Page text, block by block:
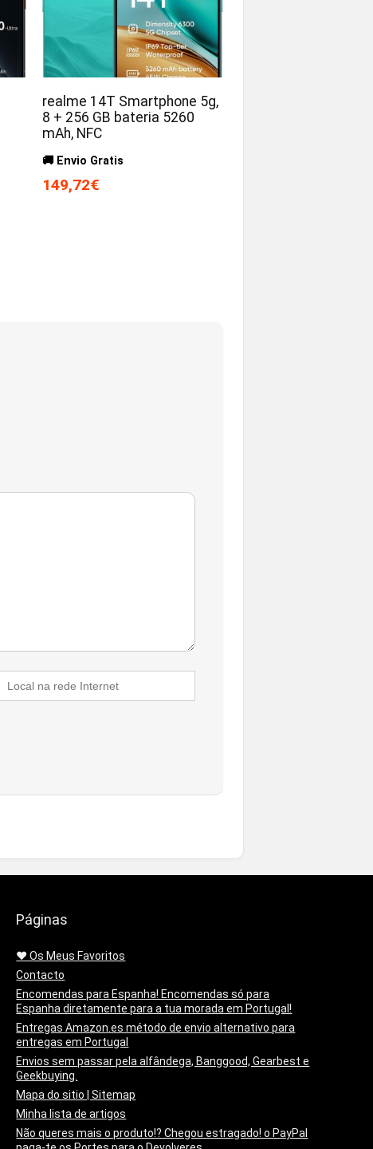
realme 14T Smartphone 5g,
8 + 256 GB bateria 5260
mAh, NFC
🚚 Envio Gratis
149,72€
Páginas
❤️ Os Meus Favoritos
Contacto
Encomendas para Espanha! Encomendas só para
Espanha diretamente para a tua morada em Portugal!
Entregas Amazon.es método de envio alternativo para
entregas em Portugal
Envios sem passar pela alfândega, Banggood, Gearbest e
Geekbuying.
Mapa do sitio | Sitemap
Minha lista de artigos
Não queres mais o produto!? Chegou estragado! o PayPal